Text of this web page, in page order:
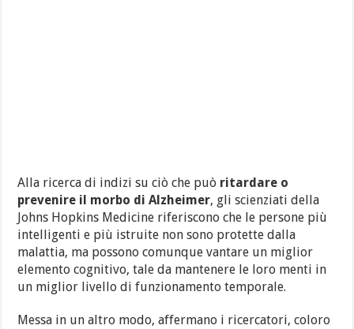
Alla ricerca di indizi su ciò che può ritardare o
prevenire il morbo di Alzheimer, gli scienziati della
Johns Hopkins Medicine riferiscono che le persone più
intelligenti e più istruite non sono protette dalla
malattia, ma possono comunque vantare un miglior
elemento cognitivo, tale da mantenere le loro menti in
un miglior livello di funzionamento temporale.
Messa in un altro modo, affermano i ricercatori, coloro